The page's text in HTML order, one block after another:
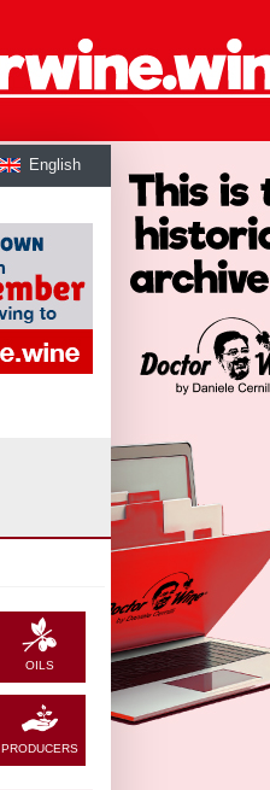
English
OILS
PRODUCERS